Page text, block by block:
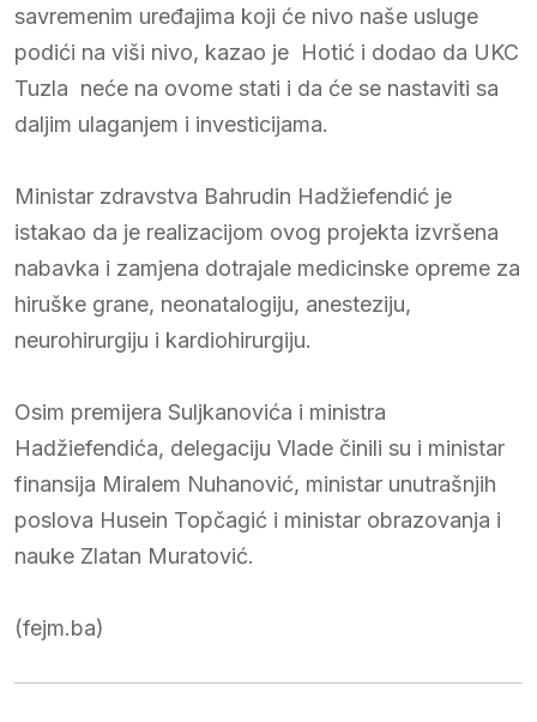
savremenim uređajima koji će nivo naše usluge
podići na viši nivo, kazao je Hotić i dodao da UKC
Tuzla neće na ovome stati i da će se nastaviti sa
daljim ulaganjem i investicijama.
Ministar zdravstva Bahrudin Hadžiefendić je
istakao da je realizacijom ovog projekta izvršena
nabavka i zamjena dotrajale medicinske opreme za
hiruške grane, neonatalogiju, anesteziju,
neurohirurgiju i kardiohirurgiju.
Osim premijera Suljkanovića i ministra
Hadžiefendića, delegaciju Vlade činili su i ministar
finansija Miralem Nuhanović, ministar unutrašnjih
poslova Husein Topčagić i ministar obrazovanja i
nauke Zlatan Muratović.
(fejm.ba)